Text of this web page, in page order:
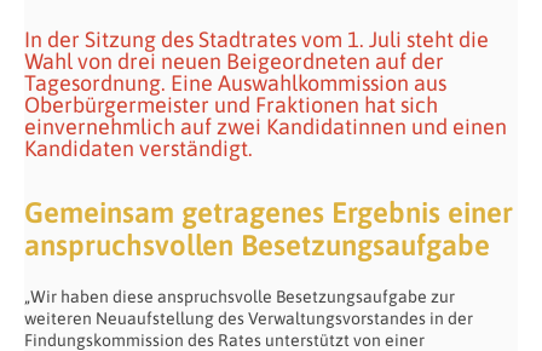
In der Sitzung des Stadtrates vom 1. Juli steht die
Wahl von drei neuen Beigeordneten auf der
Tagesordnung. Eine Auswahlkommission aus
Oberbürgermeister und Fraktionen hat sich
einvernehmlich auf zwei Kandidatinnen und einen
Kandidaten verständigt.
Gemeinsam getragenes Ergebnis einer
anspruchsvollen Besetzungsaufgabe
„Wir haben diese anspruchsvolle Besetzungsaufgabe zur
weiteren Neuaufstellung des Verwaltungsvorstandes in der
Findungskommission des Rates unterstützt von einer